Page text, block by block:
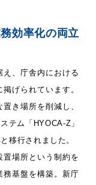
効率化の両立
、庁舎内における
げられています。
き場所を削減し、
テム「HYOCA-Z」
移行されました。
場所という制約を
務基盤を構築。新庁